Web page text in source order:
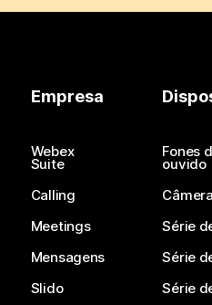
Empresa
Webex
Suite
Calling
Meetings
Mensagens
Slido
Fones
ouvido
Série
Série
Série